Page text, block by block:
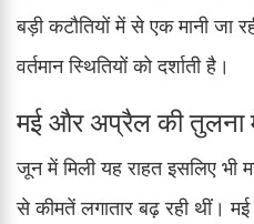
बड़ी कटौतियों में से एक मानी जा
वर्तमान स्थितियों को दर्शाती है।
मई और अप्रैल की तुलना
जून में मिली यह राहत इसलिए भी
से कीमतें लगातार बढ़ रही थीं।